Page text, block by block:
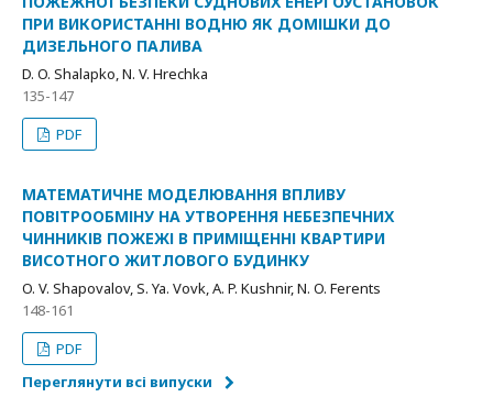
ПРИ ВИКОРИСТАННІ ВОДНЮ ЯК ДОМІШКИ ДО
ДИЗЕЛЬНОГО ПАЛИВА
D. O. Shalapko, N. V. Hrechka
135-147
PDF
МАТЕМАТИЧНЕ МОДЕЛЮВАННЯ ВПЛИВУ
ПОВІТРООБМІНУ НА УТВОРЕННЯ НЕБЕЗПЕЧНИХ
ЧИННИКІВ ПОЖЕЖІ В ПРИМІЩЕННІ КВАРТИРИ
ВИСОТНОГО ЖИТЛОВОГО БУДИНКУ
O. V. Shapovalov, S. Ya. Vovk, A. P. Kushnir, N. O. Ferents
148-161
PDF
Переглянути всі випуски